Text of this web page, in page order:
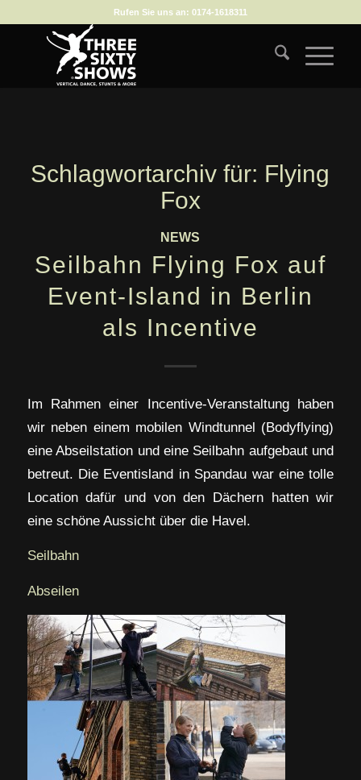
Rufen Sie uns an: 0174-1618311
Schlagwortarchiv für: Flying
Fox
NEWS
Seilbahn Flying Fox auf
Event-Island in Berlin
als Incentive
Im Rahmen einer Incentive-Veranstaltung haben
wir neben einem mobilen Windtunnel (Bodyflying)
eine Abseilstation und eine Seilbahn aufgebaut und
betreut. Die Eventisland in Spandau war eine tolle
Location dafür und von den Dächern hatten wir
eine schöne Aussicht über die Havel.
Seilbahn
Abseilen